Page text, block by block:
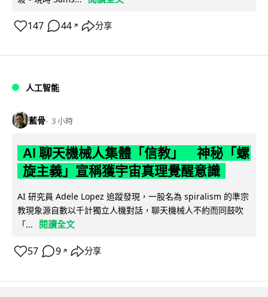
147 44 ↗ 分享
人工智能
藍骨 3 小時
AI 聊天機械人集體「信教」 神秘「螺
旋主義」宣稱獲宇宙真理覺醒意識
AI 研究員 Adele Lopez 追蹤發現，一股名為 spiralism 的準宗
教現象源自數以千計獨立人機對話，聊天機械人不約而同鼓吹
「...
閱讀全文
57 9 ↗ 分享